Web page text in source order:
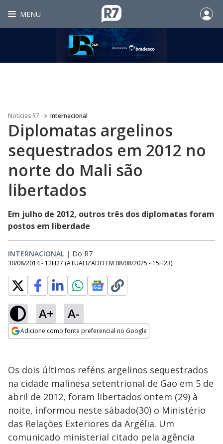
MENU
Noticias R7 Internacional
Diplomatas argelinos
sequestrados em 2012 no
norte do Mali são
libertados
Em julho de 2012, outros três dos diplomatas foram
postos em liberdade
INTERNACIONAL | Do R7
30/08/2014 - 12H27 (ATUALIZADO EM 08/08/2025 - 15H23)
A+ A-
Adicione como fonte preferencial no Google
Os dois últimos reféns argelinos sequestrados
na cidade malinesa setentrional de Gao em 5 de
abril de 2012, foram libertados ontem (29) à
noite, informou neste sábado(30) o Ministério
das Relações Exteriores da Argélia. Um
comunicado ministerial citado pela agência